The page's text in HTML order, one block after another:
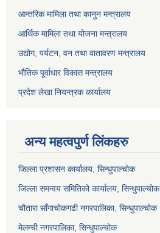
आन्तरिक मामिला तथा कानुन मन्त्रालय
आर्थिक मामिला तथा योजना मन्त्रालय
उद्योग, पर्यटन, वन तथा वातावरण मन्त्रालय
भौतिक पूर्वाधार विकास मन्त्रालय
प्रदेश लेखा नियन्त्रक कार्यालय
अन्य महत्वपुर्ण लिंकहरु
जिल्ला प्रशासन कार्यालय, सिन्धुपाल्चोक
जिल्ला समन्वय समितिको कार्यालय, सिन्धुपाल्चोक
चौतारा साँगाचोकगढी नगरपालिका, सिन्धुपाल्चोक
मेलम्ची नगरपालिका, सिन्धुपाल्चोक